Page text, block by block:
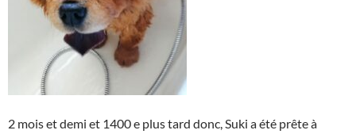
2 mois et demi et 1400 e plus tard donc, Suki a été prête à